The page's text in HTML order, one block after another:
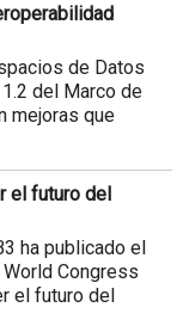
de Datos
del Marco de
mejoras que
el futuro del
ha publicado el
World Congress
el futuro del